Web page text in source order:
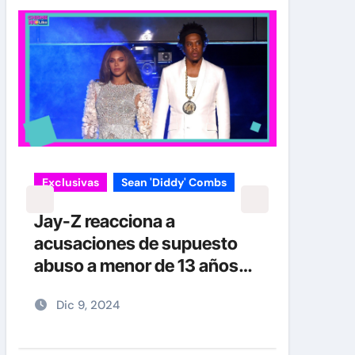
Exclusivas Sean 'Diddy' Combs
Jay-Z reacciona a
acusaciones de supuesto
abuso a menor de 13 años
plena fiesta
Dic 9, 2024